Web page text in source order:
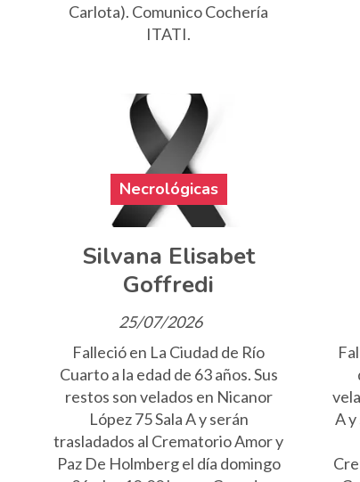
Carlota). Comunico Cochería
ITATI.
Silvana Elisabet
Goffredi
Necrológicas
25/07/2026
Falleció en La Ciudad de Río
Cuarto a la edad de 63 años. Sus
restos son velados en Nicanor
López 75 Sala A y serán
trasladados al Crematorio Amor y
Paz De Holmberg el día domingo
A